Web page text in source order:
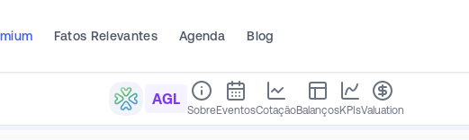
Fatos Relevantes Agenda Blog
AGL
SobreEventosCotaçãoBalançosKPIsValuation